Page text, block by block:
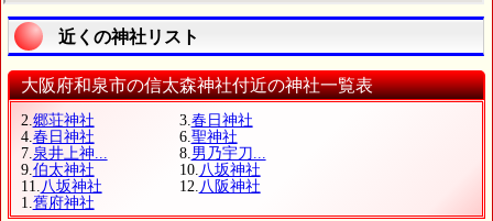
近くの神社リスト
大阪府和泉市の信太森神社付近の神社一覧表
2. 郷荘神社 3. 春日神社
4. 春日神社 6. 聖神社
7. 泉井上神... 8. 男乃宇刀...
9. 伯太神社 10. 八坂神社
11. 八坂神社 12. 八阪神社
1. 舊府神社